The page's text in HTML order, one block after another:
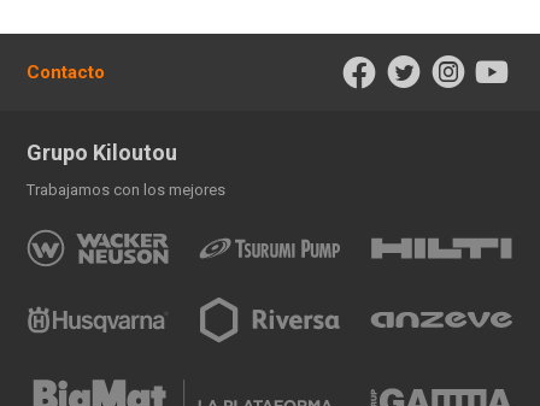
Contacto
Grupo Kiloutou
Trabajamos con los mejores